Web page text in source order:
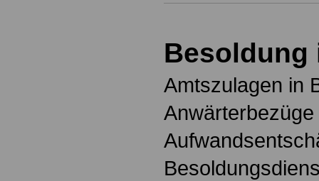
Besoldung
Amtszulagen in